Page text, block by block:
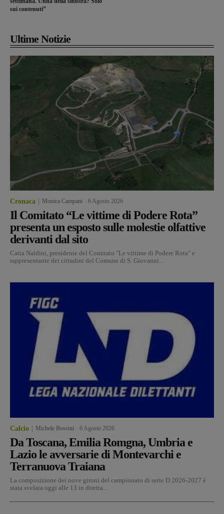
sui contenuti”
Ultime Notizie
Cronaca Monica Campani 6 Agosto 2026
Il Comitato “Le vittime di Podere Rota”
presenta un esposto sulle molestie olfattive
derivanti dal sito
Catia Naldini, presidente del Comitato "Le vittime di Podere Rota" e
rappresentante dei cittadini del Comune di S. Giovanni...
Calcio Michele Bossini 6 Agosto 2026
Da Toscana, Emilia Romgna, Umbria e
Lazio le avversarie di Montevarchi e
Terranuova Traiana
La composizione dei nove gironi del campionato di serie D 2026-2027 è
stata svelata oggi alle 13 in diretta...